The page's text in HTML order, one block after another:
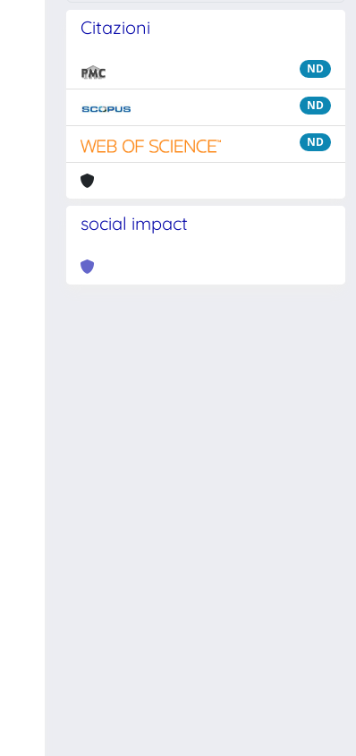
Citazioni
ND
ND
ND
social impact